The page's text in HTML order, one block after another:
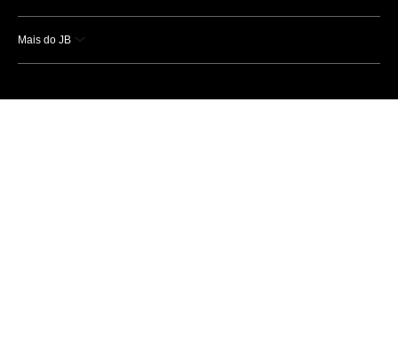
Mais do JB
Esportes